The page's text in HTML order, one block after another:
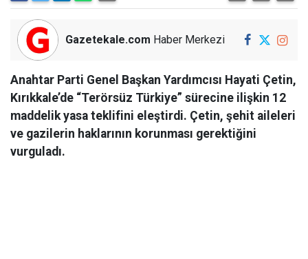
Gazetekale.com Haber Merkezi
Anahtar Parti Genel Başkan Yardımcısı Hayati Çetin,
Kırıkkale’de “Terörsüz Türkiye” sürecine ilişkin 12
maddelik yasa teklifini eleştirdi. Çetin, şehit aileleri
ve gazilerin haklarının korunması gerektiğini
vurguladı.